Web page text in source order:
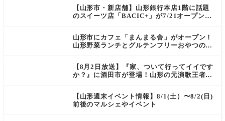
【山形市・新店舗】山形銀行本店1階に話題
のスイーツ店「BACIC+」が7/21オープン！
山形市にカフェ「まんまる舎」がオープン！
山形野菜ランチとグルテンフリーおやつの新
【8月2日放送】『家、ついて行ってイイです
か？』に酒田市が登場！山形の元演歌王者
【山形週末イベント情報】8/1(土）〜8/2(日)
前後のマルシェやイベント